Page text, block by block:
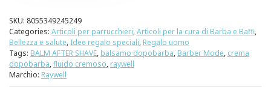
SKU: 8055349245249
Categories: Articoli per parrucchieri,Articoli per la cura di Barba e Baffi,
Bellezza e salute, Idee regalo speciali, Regalo uomo
Tags: BALM AFTER SHAVE, balsamo dopobarba, Barber Mode, crema
dopobarba,fluido cremoso, raywell
Marchio: Raywell